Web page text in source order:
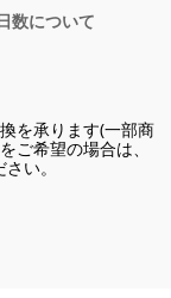
数について
を承ります(一部商
ご希望の場合は、
い。